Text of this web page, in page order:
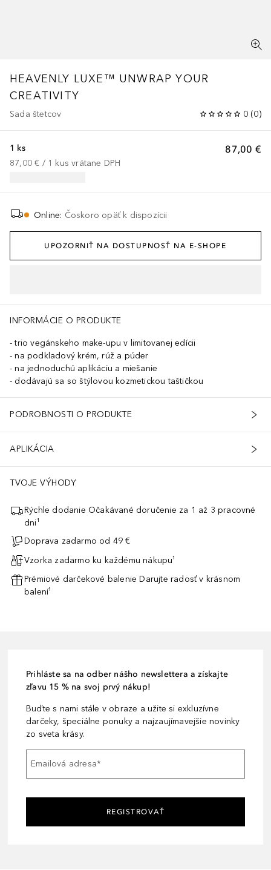
HEAVENLY LUXE™ UNWRAP YOUR
CREATIVITY
Sada štetcov 0 (0)
87,00 €
1 ks
87,00 € / 1 kus vrátane DPH
Online: Čoskoro opäť k dispozícii
UPOZORNIŤ NA DOSTUPNOSŤ NA E-SHOPE
INFORMÁCIE O PRODUKTE
trio vegánskeho make-upu v limitovanej edícii
na podkladový krém, rúž a púder
na jednoduchú aplikáciu a miešanie
dodávajú sa so štýlovou kozmetickou taštičkou
PODROBNOSTI O PRODUKTE
APLIKÁCIA
TVOJE VÝHODY
Rýchle dodanie Očakávané doručenie za 1 až 3 pracovné
dni¹
Doprava zadarmo od 49 €
Vzorka zadarmo ku každému nákupu¹
Prémiové darčekové balenie Darujte radosť v krásnom
balení¹
Prihláste sa na odber nášho newslettera a získajte
zľavu 15 % na svoj prvý nákup!
Buďte s nami stále v obraze a užite si exkluzívne
darčeky, špeciálne ponuky a najzaujímavejšie novinky
zo sveta krásy.
Emailová adresa*
REGISTROVAŤ